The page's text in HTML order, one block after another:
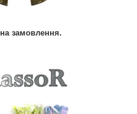
замовлення.